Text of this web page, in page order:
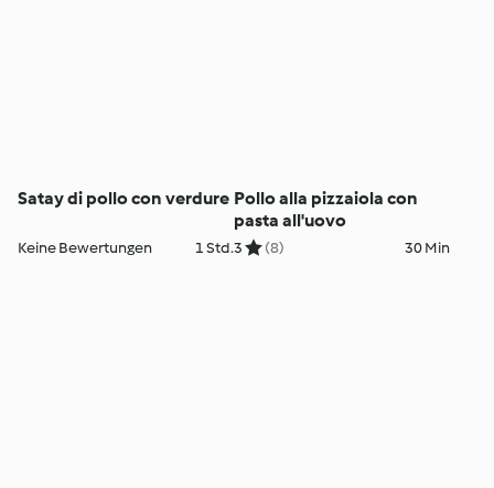
Satay di pollo con verdure
Keine Bewertungen 1 Std.
Pollo alla pizzaiola con
pasta all'uovo
3 (8) 30 Min